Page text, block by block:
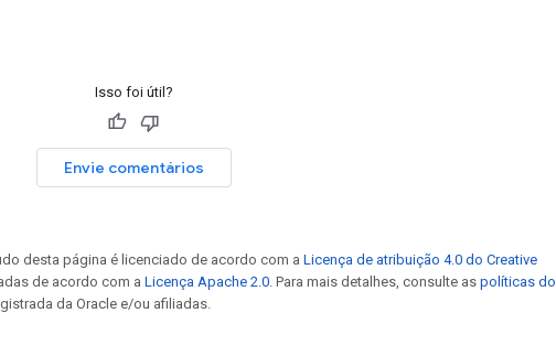
Isso foi útil?
Envie comentários
desta página é licenciado de acordo com a Licença de atribuição 4.0 do Creative
de acordo com a Licença Apache 2.0. Para mais detalhes, consulte as políticas do
da Oracle e/ou afiliadas.